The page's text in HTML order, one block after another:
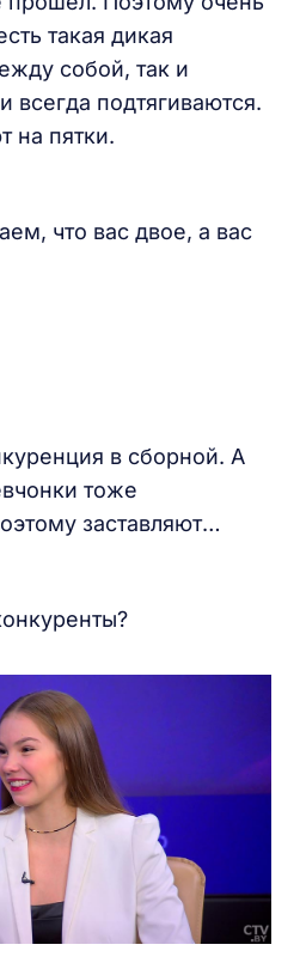
такая дикая
собой, так и
всегда подтягиваются.
на пятки.
что вас двое, а вас
в сборной. А
тоже
заставляют…